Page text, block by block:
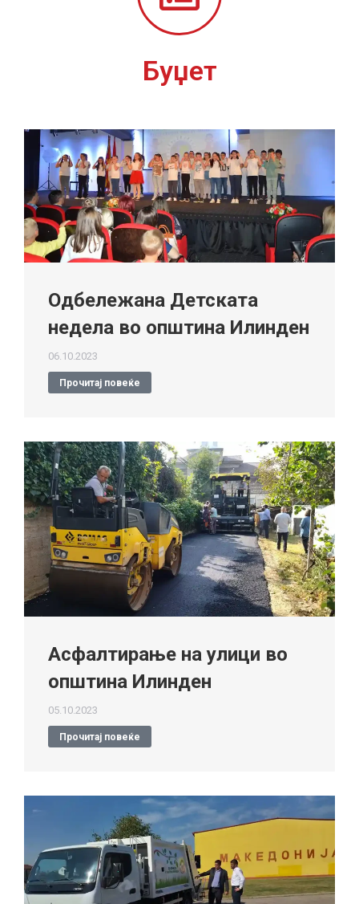
Буџет
Одбележана Детската
недела во општина Илинден
06.10.2023
Прочитај повеќе
Асфалтирање на улици во
општина Илинден
05.10.2023
Прочитај повеќе